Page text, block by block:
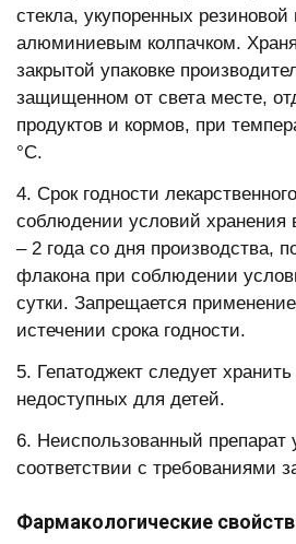
стекла, укупоренных резиновой
алюминиевым колпачком.
закрытой упаковке
защищенном от света месте,
продуктов и кормов, при
°С.
4. Срок годности
соблюдении условий хранения
– 2 года со дня производства,
флакона при соблюдении
сутки. Запрещается
истечении срока годности.
5. Гепатоджект следует
недоступных для детей.
6. Неиспользованный препарат
соответствии с требованиями
Фармакологические